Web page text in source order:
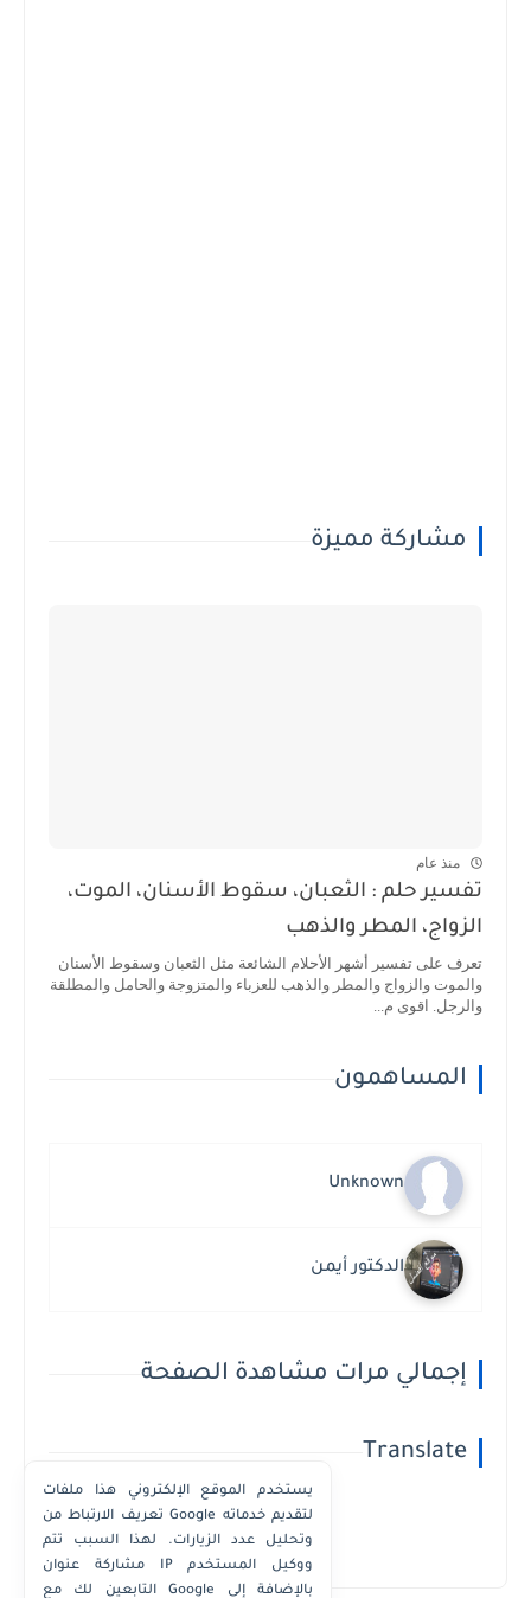
مشاركة مميزة
منذ عام
تفسير حلم : الثعبان، سقوط الأسنان، الموت،
الزواج، المطر والذهب
تعرف على تفسير أشهر الأحلام الشائعة مثل الثعبان وسقوط الأسنان
والموت والزواج والمطر والذهب للعزباء والمتزوجة والحامل والمطلقة
والرجل. اقوى م...
المساهمون
Unknown
الدكتور أيمن
إجمالي مرات مشاهدة الصفحة
Translate
Powered by Translate
يستخدم الموقع الإلكتروني هذا ملفات
تعريف الارتباط من Google لتقديم خدماته
وتحليل عدد الزيارات. لهذا السبب تتم
مشاركة عنوان IP ووكيل المستخدم
التابعين لك مع Google بالإضافة إلى